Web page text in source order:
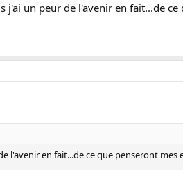
un peur de l'avenir en fait...de ce
l'avenir en fait...de ce que penseront mes